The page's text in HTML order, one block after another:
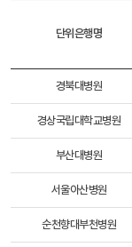
단위은행명
경북대병원
경상국립대학교병원
부산대병원
서울아산병원
순천향대부천병원